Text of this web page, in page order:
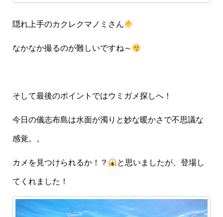
隠れ上手のカクレクマノミさん
なかなか撮るのが難しいですね～
そして最後のポイントではウミガメ探しへ！
今日の儀志布島は水面が濁りと妙な暖かさで不思議な
感覚。。
カメを見つけられるか！？ と思いましたが、登場し
てくれました！